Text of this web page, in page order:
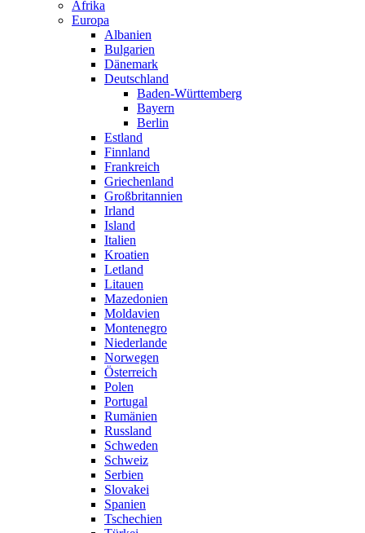
Afrika
Europa
Albanien
Bulgarien
Dänemark
Deutschland
Baden-Württemberg
Bayern
Berlin
Estland
Finnland
Frankreich
Griechenland
Großbritannien
Irland
Island
Italien
Kroatien
Letland
Litauen
Mazedonien
Moldavien
Montenegro
Niederlande
Norwegen
Österreich
Polen
Portugal
Rumänien
Russland
Schweden
Schweiz
Serbien
Slovakei
Spanien
Tschechien